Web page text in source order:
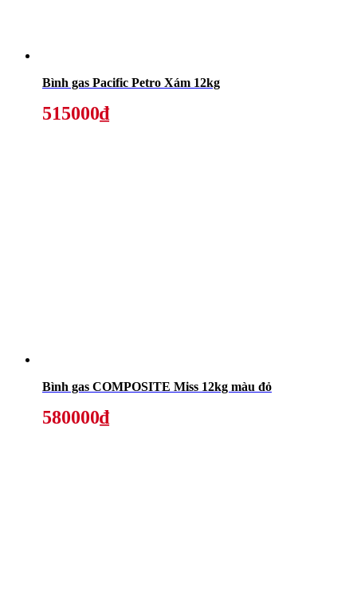
Bình gas Pacific Petro Xám 12kg
515000₫
Bình gas COMPOSITE Miss 12kg màu đỏ
580000₫